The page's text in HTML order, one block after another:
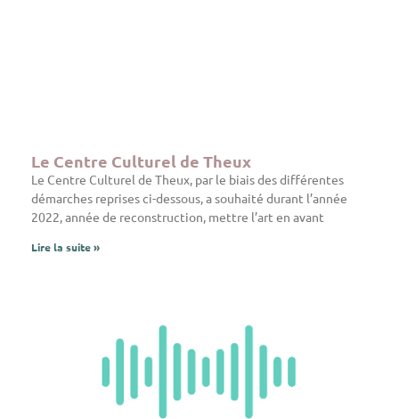
Le Centre Culturel de Theux
Le Centre Culturel de Theux, par le biais des différentes
démarches reprises ci-dessous, a souhaité durant l’année
2022, année de reconstruction, mettre l’art en avant
Lire la suite »